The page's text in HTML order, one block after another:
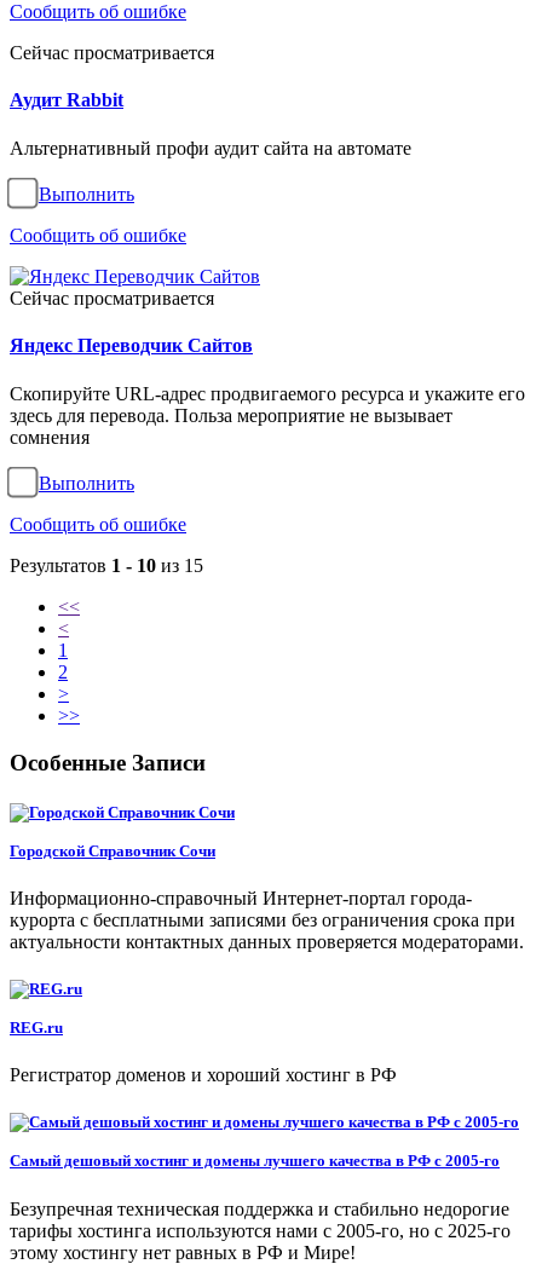
Сообщить об ошибке
Сейчас просматривается
Аудит Rabbit
Альтернативный профи аудит сайта на автомате
Выполнить
Сообщить об ошибке
Сейчас просматривается
Яндекс Переводчик Сайтов
Скопируйте URL-адрес продвигаемого ресурса и укажите его
здесь для перевода. Польза мероприятие не вызывает
сомнения
Выполнить
Сообщить об ошибке
Результатов 1 - 10 из 15
<<
<
1
2
>
>>
Особенные Записи
Городской Справочник Сочи
Информационно-справочный Интернет-портал города-
курорта с бесплатными записями без ограничения срока при
актуальности контактных данных проверяется модераторами.
REG.ru
Регистратор доменов и хороший хостинг в РФ
Самый дешовый хостинг и домены лучшего качества в РФ с 2005-го
Безупречная техническая поддержка и стабильно недорогие
тарифы хостинга используются нами с 2005-го, но с 2025-го
этому хостингу нет равных в РФ и Мире!